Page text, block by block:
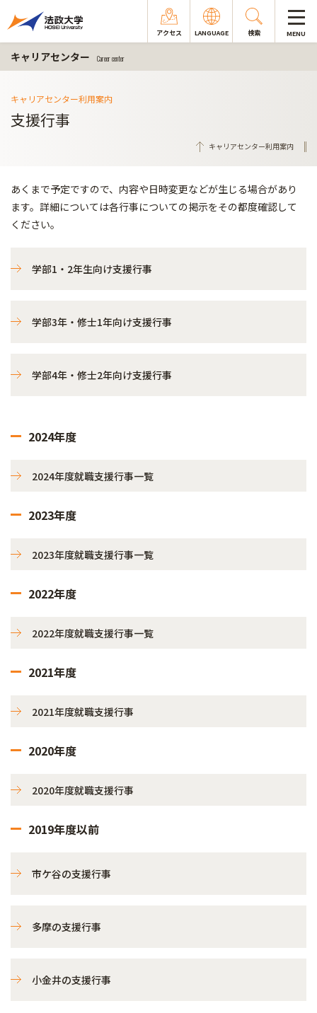
アクセス LANGUAGE 検索 MENU
キャリアセンター Career center
キャリアセンター利用案内
支援行事
キャリアセンター利用案内
あくまで予定ですので、内容や日時変更などが生じる場合があり
ます。詳細については各行事についての掲示をその都度確認して
ください。
学部1・2年生向け支援行事
学部3年・修士1年向け支援行事
学部4年・修士2年向け支援行事
2024年度
2024年度就職支援行事一覧
2023年度
2023年度就職支援行事一覧
2022年度
2022年度就職支援行事一覧
2021年度
2021年度就職支援行事
2020年度
2020年度就職支援行事
2019年度以前
市ケ谷の支援行事
多摩の支援行事
小金井の支援行事